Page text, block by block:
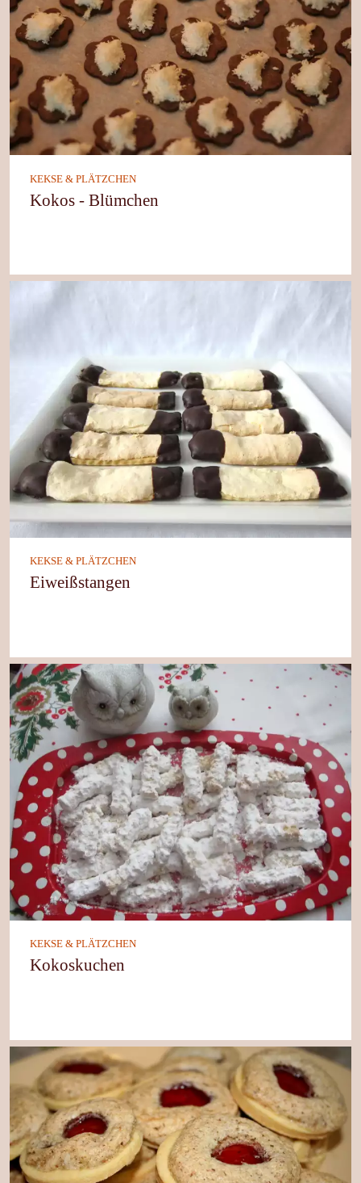
KEKSE & PLÄTZCHEN
Kokos - Blümchen
KEKSE & PLÄTZCHEN
Eiweißstangen
KEKSE & PLÄTZCHEN
Kokoskuchen